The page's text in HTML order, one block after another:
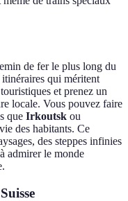
de fer le plus long du
itinéraires qui méritent
et prenez un
locale. Vous pouvez faire
que Irkoutsk ou
des habitants. Ce
des steppes infinies
admirer le monde